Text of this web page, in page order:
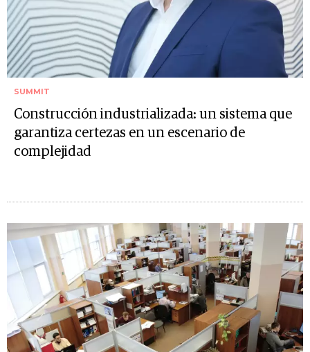
SUMMIT
Construcción industrializada: un sistema que
garantiza certezas en un escenario de
complejidad